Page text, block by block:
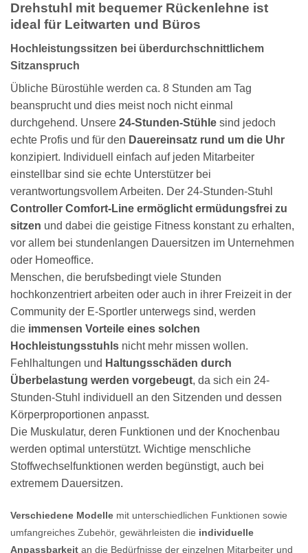
Drehstuhl mit bequemer Rückenlehne ist
ideal für Leitwarten und Büros
Hochleistungssitzen bei überdurchschnittlichem
Sitzanspruch
Übliche Bürostühle werden ca. 8 Stunden am Tag
beansprucht und dies meist noch nicht einmal
durchgehend. Unsere 24-Stunden-Stühle sind jedoch
echte Profis und für den Dauereinsatz rund um die Uhr
konzipiert. Individuell einfach auf jeden Mitarbeiter
einstellbar sind sie echte Unterstützer bei
verantwortungsvollem Arbeiten. Der 24-Stunden-Stuhl
Controller Comfort-Line ermöglicht ermüdungsfrei zu
sitzen und dabei die geistige Fitness konstant zu erhalten,
vor allem bei stundenlangen Dauersitzen im Unternehmen
oder Homeoffice.
Menschen, die berufsbedingt viele Stunden
hochkonzentriert arbeiten oder auch in ihrer Freizeit in der
Community der E-Sportler unterwegs sind, werden
die immensen Vorteile eines solchen
Hochleistungsstuhls nicht mehr missen wollen.
Fehlhaltungen und Haltungsschäden durch
Überbelastung werden vorgebeugt, da sich ein 24-
Stunden-Stuhl individuell an den Sitzenden und dessen
Körperproportionen anpasst.
Die Muskulatur, deren Funktionen und der Knochenbau
werden optimal unterstützt. Wichtige menschliche
Stoffwechselfunktionen werden begünstigt, auch bei
extremem Dauersitzen.
Verschiedene Modelle mit unterschiedlichen Funktionen sowie
umfangreiches Zubehör, gewährleisten die individuelle
Anpassbarkeit an die Bedürfnisse der einzelnen Mitarbeiter und